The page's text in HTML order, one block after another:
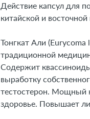
Действие капсул для
китайской и
Тонгкат Али
традиционной
Содержит
выработку
тестостерон. Мощный
здоровье. Повышает